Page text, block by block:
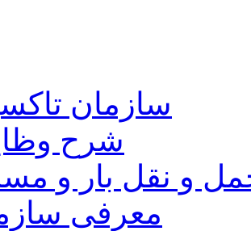
سازمان
شرح
و نقل بار و
معرفی